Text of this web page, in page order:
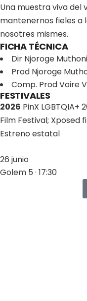
Una muestra viva del
mantenernos fieles a
nosotres mismes.
FICHA TÉCNICA
Dir Njoroge Muthoni
Prod Njoroge
Comp. ProdVoire
FESTIVALES
2026 PinX LGBTQIA+
Film Festival; Xposed
Estreno estatal
26 junio
Golem 5 · 17:30